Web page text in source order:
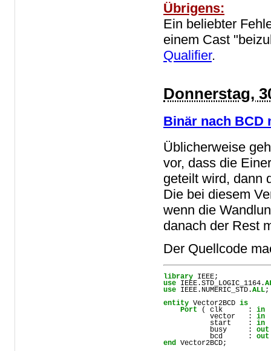
Übrigens:
Ein beliebter
einem Cast
Qualifier.
Donnerstag,
Binär nach BCD
Üblicherweise
vor, dass die
geteilt wird, dann
Die bei diesem
wenn die
danach der Rest
Der Quellcode
library
use IEEE.STD_LOGIC_1164.
use IEEE.NUMERIC_STD.ALL;
entity Vector2BCD is
Port ( clk      : in
           vector   :
in
           start    :
in
           busy     :
out
           bcd      :
out
end
Vector2BCD;